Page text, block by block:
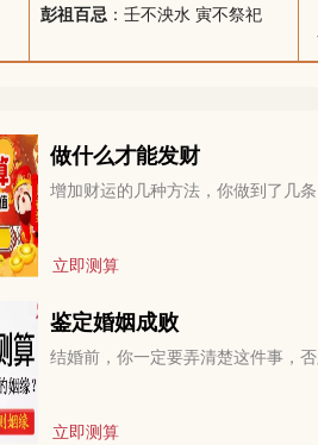
彭祖百忌 ：壬不泱水 寅不祭祀
做什么才能发财
增加财运的几种方法，你做到了几条
立即测算
鉴定婚姻成败
结婚前，你一定要弄清楚这件事，
立即测算